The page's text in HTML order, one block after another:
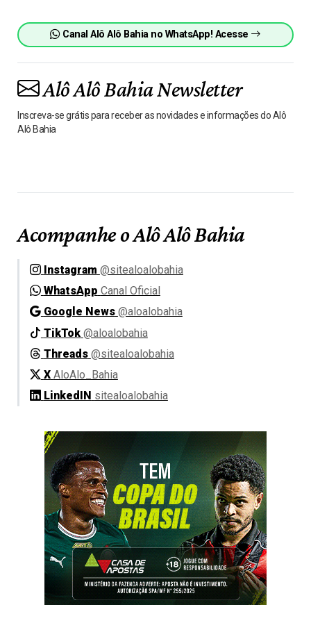
Canal Alô Alô Bahia no WhatsApp! Acesse
Alô Alô Bahia Newsletter
Inscreva-se grátis para receber as novidades e informações do Alô
Alô Bahia
Acompanhe o Alô Alô Bahia
Instagram @sitealoalobahia
WhatsApp Canal Oficial
Google News @aloalobahia
TikTok @aloalobahia
Threads @sitealoalobahia
X AloAlo_Bahia
LinkedIN sitealoalobahia